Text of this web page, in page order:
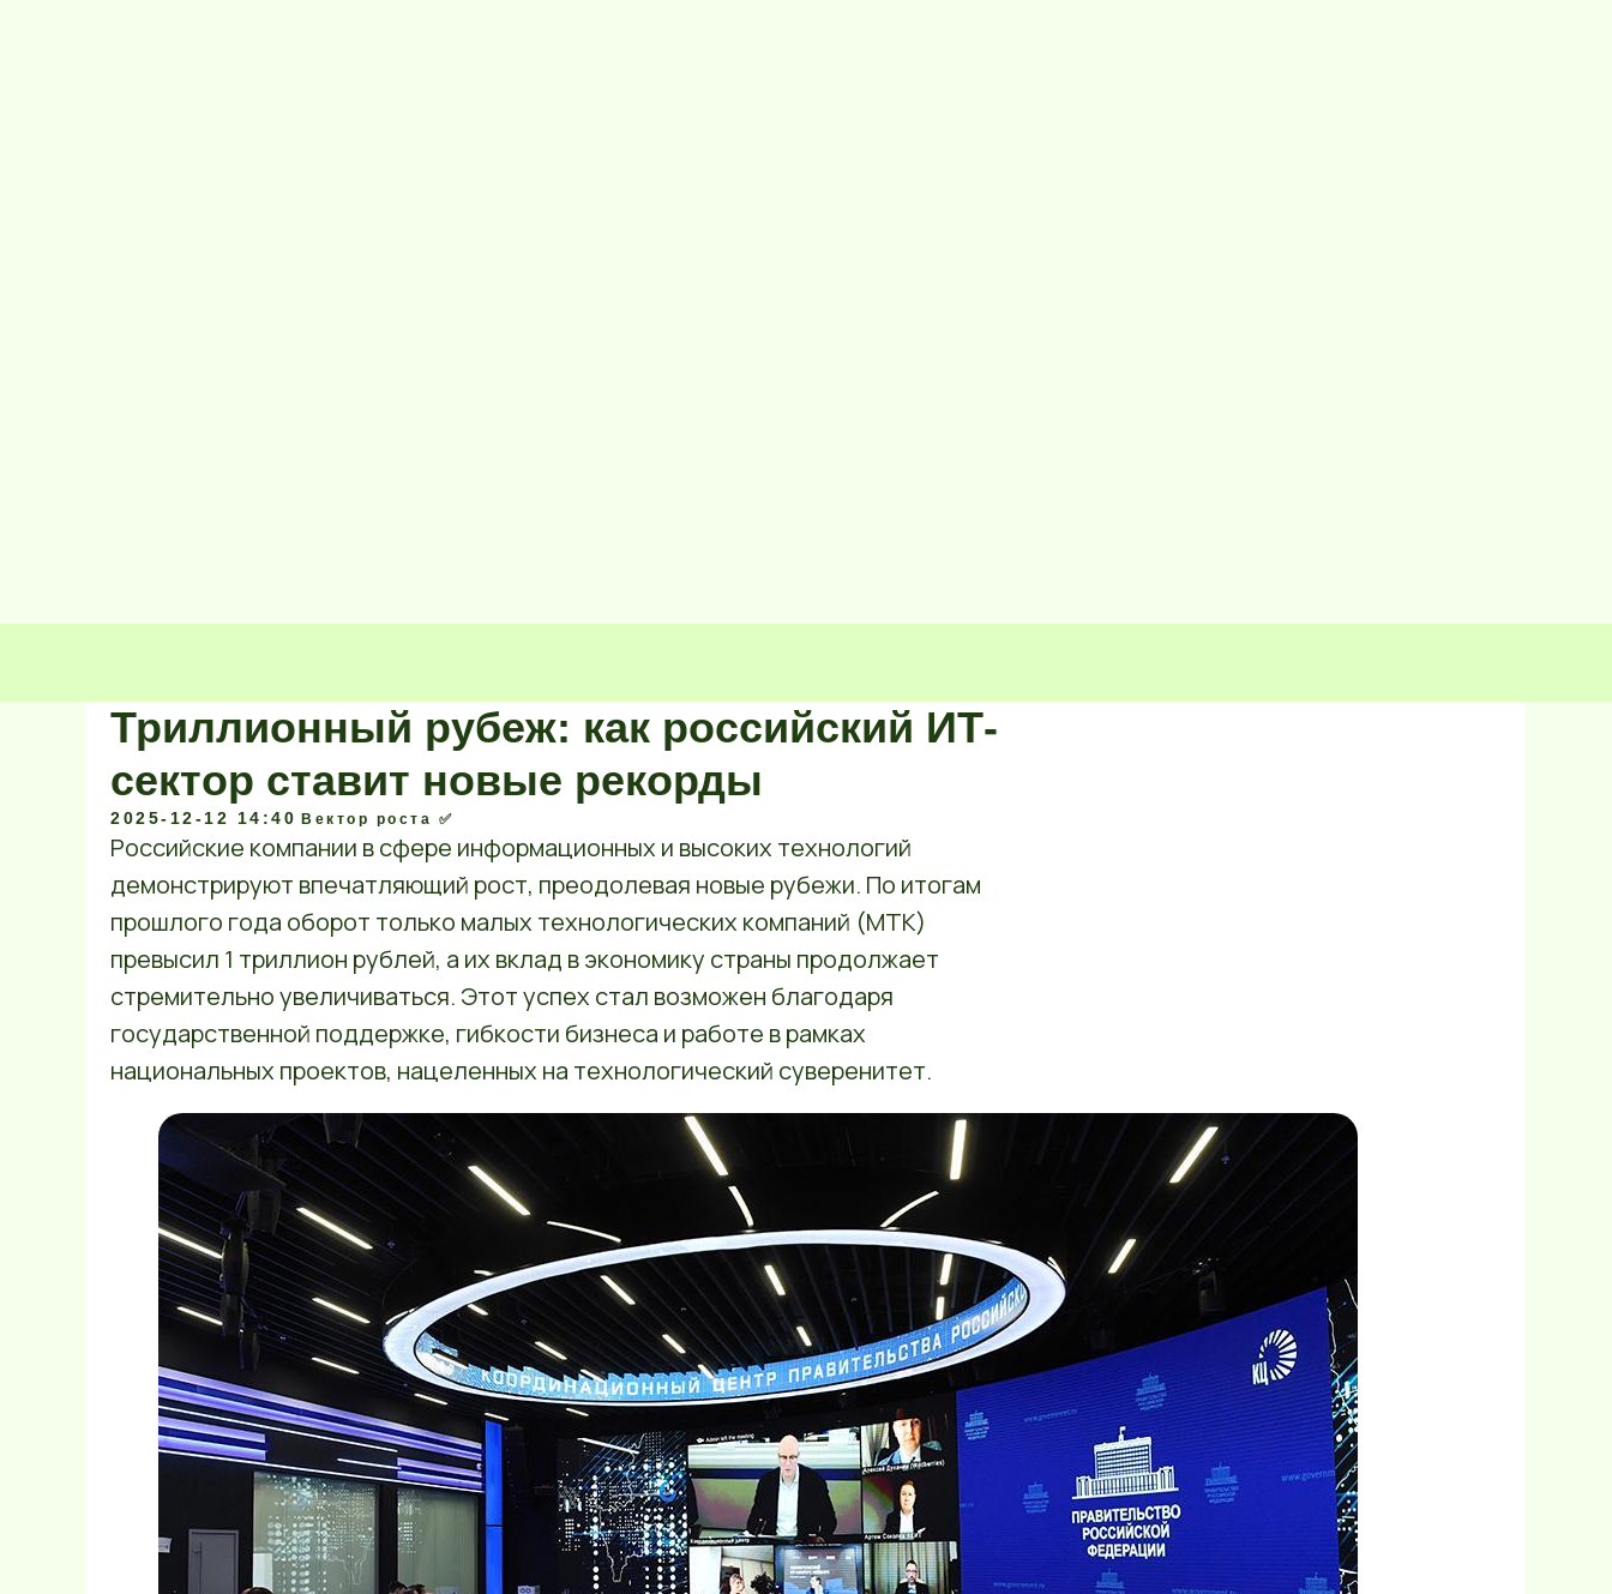
Триллионный рубеж: как российский ИТ-
сектор ставит новые рекорды
2025-12-12 14:40 Вектор роста ✅️
Российские компании в сфере информационных и высоких технологий
демонстрируют впечатляющий рост, преодолевая новые рубежи. По итогам
прошлого года оборот только малых технологических компаний (МТК)
превысил 1 триллион рублей, а их вклад в экономику страны продолжает
стремительно увеличиваться. Этот успех стал возможен благодаря
государственной поддержке, гибкости бизнеса и работе в рамках
национальных проектов, нацеленных на технологический суверенитет.